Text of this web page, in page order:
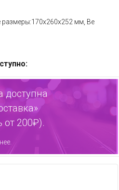
мм, Ве
доступна
от 200₽).